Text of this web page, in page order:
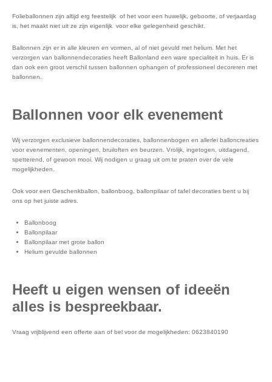
Folieballonnen zijn altijd erg feestelijk of het voor een huwelijk, geboorte, of verjaardag
is, het maakt niet uit ze zijn eigenlijk voor elke gelegenheid geschikt.
Ballonnen zijn er in alle kleuren en vormen, al of niet gevuld met helium. Met het
verzorgen van ballonnendecoraties heeft Ballonland een ware specialiteit in huis. Er is
dan ook een groot verschil tussen ballonnen ophangen of professioneel decoreren met
ballonnen.
Ballonnen voor elk evenement
Wij verzorgen exclusieve ballonnendecoraties, ballonnenbogen en allerlei balloncreaties
voor evenementen, openingen, bruiloften en beurzen. Vrolijk, ingetogen, uitdagend,
spetterend, of gewoon mooi. Wij nodigen u graag uit om te praten over de vele
mogelijkheden.
Ook voor een Geschenkballon, ballonboog, ballonpilaar of tafel decoraties bent u bij
ons op het juiste adres.
Ballonboog
Ballonpilaar
Ballonpilaar met grote ballon
Helium gevulde ballonnen
Heeft u eigen wensen of ideeën
alles is bespreekbaar.
Vraag vrijblijvend een offerte aan of bel voor de mogelijkheden: 0623840190